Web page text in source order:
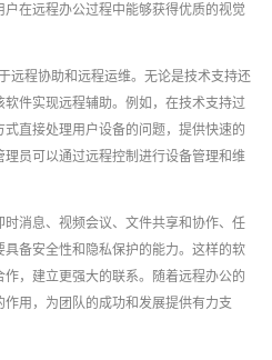
在远程办公过程中能够获得优质的视觉
远程协助和远程运维。无论是技术支持还
件实现远程辅助。例如，在技术支持过
直接处理用户设备的问题，提供快速的
员可以通过远程控制进行设备管理和维
消息、视频会议、文件共享和协作、任
备安全性和隐私保护的能力。这样的软
，建立更强大的联系。随着远程办公的
用，为团队的成功和发展提供有力支